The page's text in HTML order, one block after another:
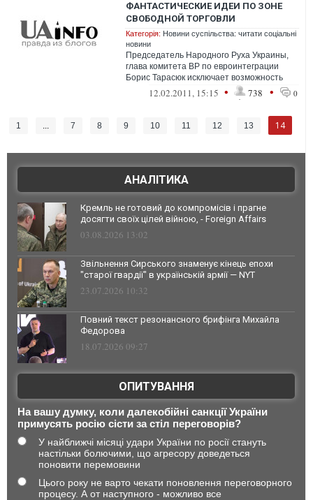
ФАНТАСТИЧЕСКИЕ ИДЕИ ПО ЗОНЕ
СВОБОДНОЙ ТОРГОВЛИ
Категорія: Новини суспільства: читати соціальні
новини
Председатель Народного Руха Украины,
глава комитета ВР по евроинтеграции
Борис Тарасюк исключает возможность
подписания соглашения о зоне свободной
12.02.2011, 15:15 • 738 • 0
1 ... 7 8 9 10 11 12 13 14
АНАЛІТИКА
Кремль не готовий до компромісів і прагне
досягти своїх цілей війною, - Foreign Affairs
03.08.2026 13:02
Звільнення Сирського знаменує кінець епохи
"старої гвардії" в українській армії — NYT
23.07.2026 10:32
Повний текст резонансного брифінга Михайла
Федорова
18.07.2026 09:27
ОПИТУВАННЯ
На вашу думку, коли далекобійні санкції України
примусять росію сісти за стіл переговорів?
У найближчі місяці удари України по росії стануть
настільки болючими, що агресору доведеться
поновити перемовини
Цього року не варто чекати поновлення переговорного
процесу. А от наступного - можливо все